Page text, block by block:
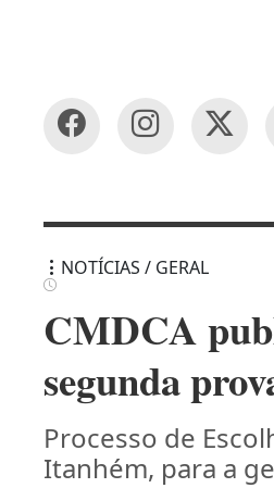
NOTÍCIAS / GERAL
CMDCA
segunda
Processo de
Itanhém, para a